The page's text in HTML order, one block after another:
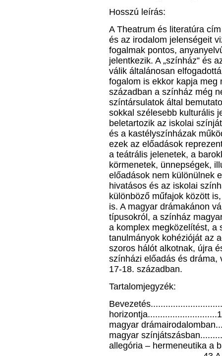
Hosszú leírás:
A Theatrum és literatúra
és az irodalom jelenségeit
fogalmak pontos,
jelentkezik. A „színház” és
válik általánosan
fogalom is ekkor kapja meg
században a színház még
színtársulatok által
sokkal szélesebb kulturális
beletartozik az iskolai
és a kastélyszínházak
ezek az előadások
a teátrális jelenetek, a
körmenetek, ünnepségek,
előadások nem különülnek
hivatásos és az iskolai
különböző műfajok között
is. A magyar drámakánon
típusokról, a színház
a komplex megközelítést, a
tanulmányok kohézióját az
szoros hálót alkotnak, újra
színházi előadás és dráma,
17-18. században.
Tartalomjegyzék:
magyar
magyar
allegória – hermeneutika a